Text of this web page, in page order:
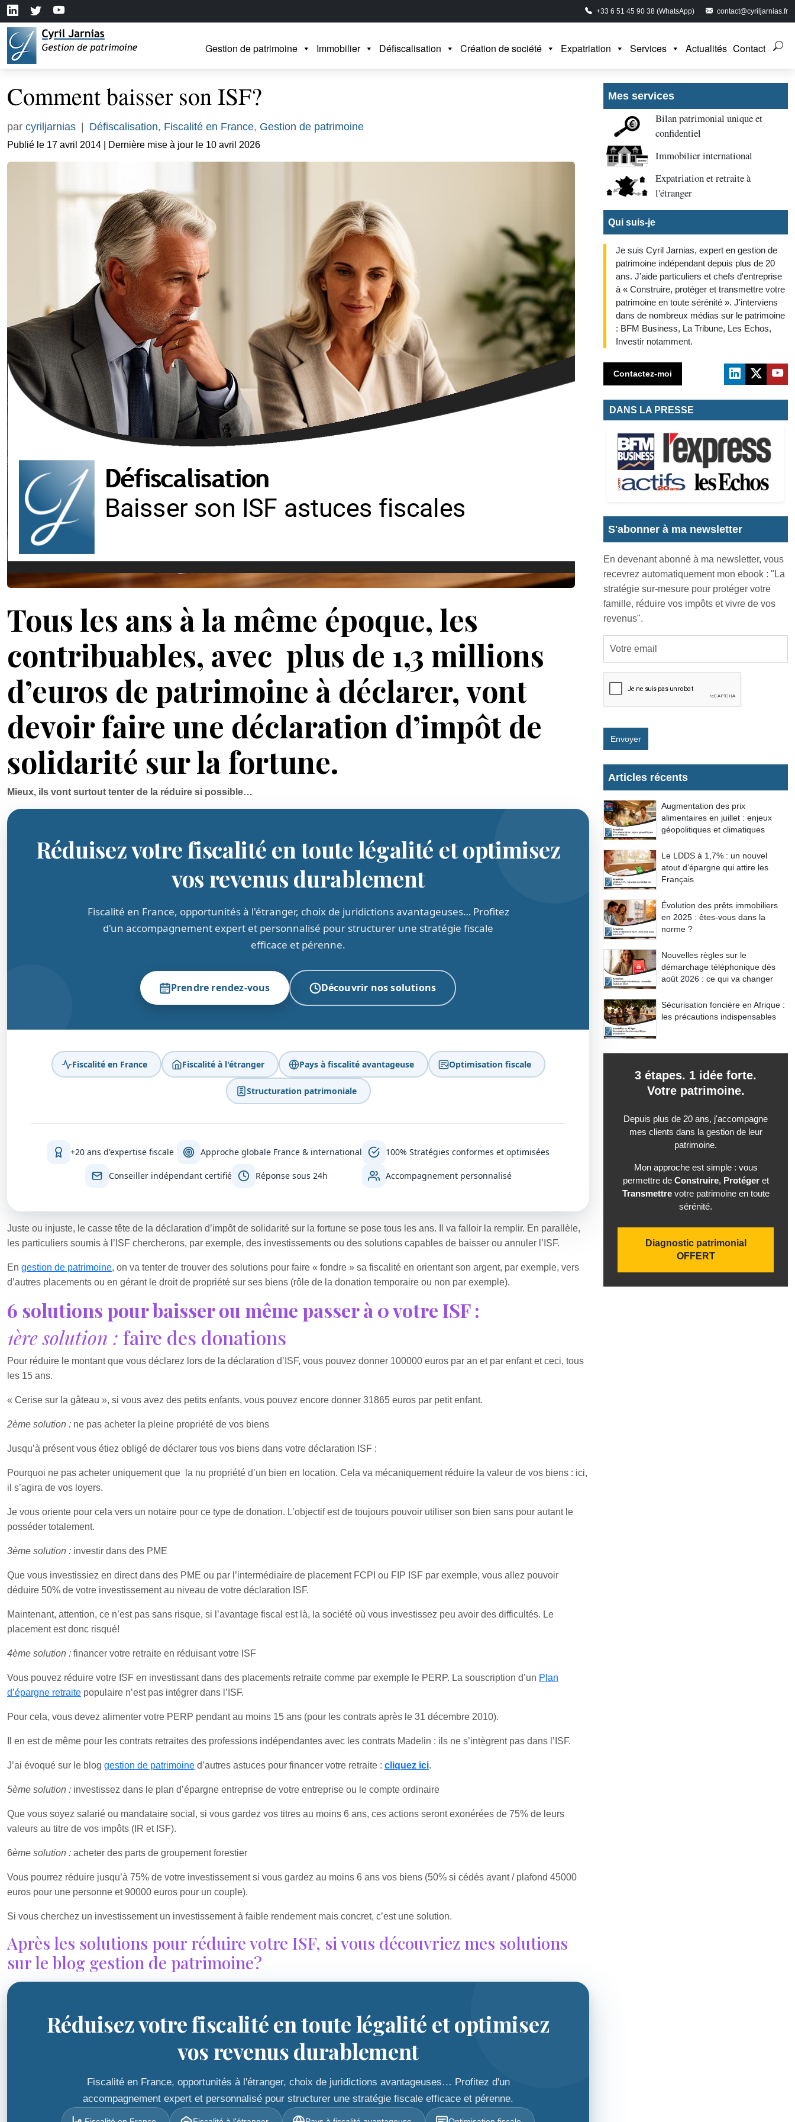
+33 6 51 45 90 38 (WhatsApp) contact@cyriljarnias.fr
Gestion de patrimoine Immobilier Défiscalisation Création de société Expatriation Services Actualités Contact
Comment baisser son ISF?
par cyriljarnias Défiscalisation, Fiscalité en France, Gestion de patrimoine
Publié le 17 avril 2014 | Dernière mise à jour le 10 avril 2026
Tous les ans à la même époque, les
contribuables, avec plus de 1,3 millions
d’euros de patrimoine à déclarer, vont
devoir faire une déclaration d’impôt de
solidarité sur la fortune.
Mieux, ils vont surtout tenter de la réduire si possible…
Réduisez votre fiscalité en toute légalité et optimisez
vos revenus durablement
Fiscalité en France, opportunités à l'étranger, choix de juridictions avantageuses… Profitez
d'un accompagnement expert et personnalisé pour structurer une stratégie fiscale
efficace et pérenne.
Prendre rendez-vous Découvrir nos solutions
Fiscalité en France Fiscalité à l'étranger Pays à fiscalité avantageuse Optimisation fiscale
Structuration patrimoniale
+20 ans d'expertise fiscale Approche globale France & international 100% Stratégies conformes et optimisées
Conseiller indépendant certifié Réponse sous 24h Accompagnement personnalisé
Juste ou injuste, le casse tête de la déclaration d’impôt de solidarité sur la fortune se pose tous les ans. Il va falloir la remplir. En parallèle,
les particuliers soumis à l’ISF chercherons, par exemple, des investissements ou des solutions capables de baisser ou annuler l’ISF.
En gestion de patrimoine, on va tenter de trouver des solutions pour faire « fondre » sa fiscalité en orientant son argent, par exemple, vers
d’autres placements ou en gérant le droit de propriété sur ses biens (rôle de la donation temporaire ou non par exemple).
6 solutions pour baisser ou même passer à 0 votre ISF :
1ère solution : faire des donations
Pour réduire le montant que vous déclarez lors de la déclaration d’ISF, vous pouvez donner 100000 euros par an et par enfant et ceci, tous
les 15 ans.
« Cerise sur la gâteau », si vous avez des petits enfants, vous pouvez encore donner 31865 euros par petit enfant.
2ème solution : ne pas acheter la pleine propriété de vos biens
Jusqu’à présent vous étiez obligé de déclarer tous vos biens dans votre déclaration ISF :
Pourquoi ne pas acheter uniquement que la nu propriété d’un bien en location. Cela va mécaniquement réduire la valeur de vos biens : ici,
il s’agira de vos loyers.
Je vous oriente pour cela vers un notaire pour ce type de donation. L’objectif est de toujours pouvoir utiliser son bien sans pour autant le
posséder totalement.
3ème solution : investir dans des PME
Que vous investissiez en direct dans des PME ou par l’intermédiaire de placement FCPI ou FIP ISF par exemple, vous allez pouvoir
déduire 50% de votre investissement au niveau de votre déclaration ISF.
Maintenant, attention, ce n’est pas sans risque, si l’avantage fiscal est là, la société où vous investissez peu avoir des difficultés. Le
placement est donc risqué!
4ème solution : financer votre retraite en réduisant votre ISF
Vous pouvez réduire votre ISF en investissant dans des placements retraite comme par exemple le PERP. La souscription d’un Plan
d’épargne retraite populaire n’est pas intégrer dans l’ISF.
Pour cela, vous devez alimenter votre PERP pendant au moins 15 ans (pour les contrats après le 31 décembre 2010).
Il en est de même pour les contrats retraites des professions indépendantes avec les contrats Madelin : ils ne s’intègrent pas dans l’ISF.
J’ai évoqué sur le blog gestion de patrimoine d’autres astuces pour financer votre retraite : cliquez ici.
5ème solution : investissez dans le plan d’épargne entreprise de votre entreprise ou le compte ordinaire
Que vous soyez salarié ou mandataire social, si vous gardez vos titres au moins 6 ans, ces actions seront exonérées de 75% de leurs
valeurs au titre de vos impôts (IR et ISF).
6ème solution : acheter des parts de groupement forestier
Vous pourrez réduire jusqu’à 75% de votre investissement si vous gardez au moins 6 ans vos biens (50% si cédés avant / plafond 45000
euros pour une personne et 90000 euros pour un couple).
Si vous cherchez un investissement un investissement à faible rendement mais concret, c’est une solution.
Après les solutions pour réduire votre ISF, si vous découvriez mes solutions
sur le blog gestion de patrimoine?
Réduisez votre fiscalité en toute légalité et optimisez
vos revenus durablement
Fiscalité en France, opportunités à l'étranger, choix de juridictions avantageuses… Profitez d'un
accompagnement expert et personnalisé pour structurer une stratégie fiscale efficace et pérenne.
Mes services
Bilan patrimonial unique et
confidentiel
Immobilier international
Expatriation et retraite à
l'étranger
Qui suis-je
Je suis Cyril Jarnias, expert en gestion de
patrimoine indépendant depuis plus de 20
ans. J'aide particuliers et chefs d'entreprise
à « Construire, protéger et transmettre votre
patrimoine en toute sérénité ». J'interviens
dans de nombreux médias sur le patrimoine
: BFM Business, La Tribune, Les Echos,
Investir notamment.
Contactez-moi
DANS LA PRESSE
S'abonner à ma newsletter
En devenant abonné à ma newsletter, vous
recevrez automatiquement mon ebook : "La
stratégie sur-mesure pour protéger votre
famille, réduire vos impôts et vivre de vos
revenus".
Envoyer
Articles récents
Augmentation des prix
alimentaires en juillet : enjeux
géopolitiques et climatiques
Le LDDS à 1,7% : un nouvel
atout d’épargne qui attire les
Français
Évolution des prêts immobiliers
en 2025 : êtes-vous dans la
norme ?
Nouvelles règles sur le
démarchage téléphonique dès
août 2026 : ce qui va changer
Sécurisation foncière en Afrique :
les précautions indispensables
3 étapes. 1 idée forte.
Votre patrimoine.
Depuis plus de 20 ans, j'accompagne
mes clients dans la gestion de leur
patrimoine.
Mon approche est simple : vous
permettre de Construire, Protégeret
Transmettrevotre patrimoine en toute
sérénité.
Diagnostic patrimonial
OFFERT